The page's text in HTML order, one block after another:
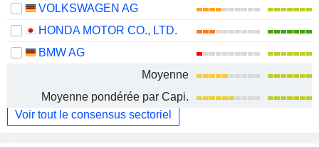
VOLKSWAGEN AG
HONDA MOTOR CO., LTD.
BMW AG
Moyenne
Moyenne pondérée par Capi.
Voir tout le consensus sectoriel